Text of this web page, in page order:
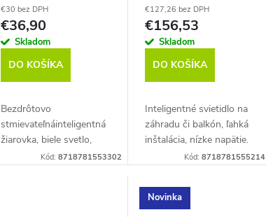
denné studené,
Zigbee, 2 ks (RS 227
T-2)
€30 bez DPH
€36,90
Skladom
DO KOŠÍKA
Bezdrôtovo
stmievateľnáinteligentná
žiarovka, biele svetlo,
regulovateľné od teplej
Kód: 8718781553302
Zigbee, na
osvetlenie záhrady, 3
ks (OSL 132 C)
€127,26 bez DPH
€156,53
Skladom
DO KOŠÍKA
Inteligentné svietidlo na
záhradu či balkón, ľahká
inštalácia, nízke napätie.
Balenie 3 ks.
Hue.
Kód:8718781555214
Novinka